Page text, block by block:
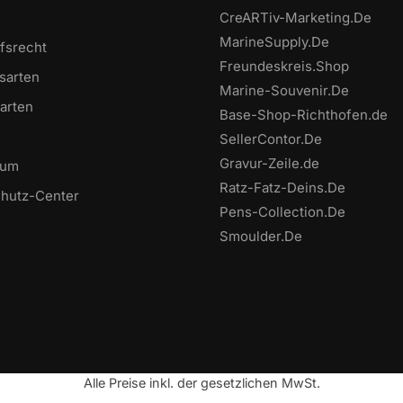
Center
CreARTiv-Marketing.De
MarineSupply.De
Freundeskreis.Shop
Marine-Souvenir.De
Base-Shop-Richthofen.de
SellerContor.De
Gravur-Zeile.de
Ratz-Fatz-Deins.De
Pens-Collection.De
Smoulder.De
Alle Preise inkl. der gesetzlichen MwSt.